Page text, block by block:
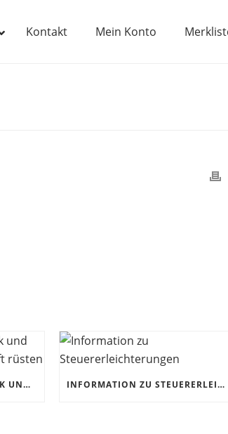
Kontakt Mein Konto
CORONAKRISE: HANDWERK UND KMUS JETZT FÜR DIE ZUKUNFT RÜSTEN INFORMATION ZU STEUERERLEICHTERUNGEN